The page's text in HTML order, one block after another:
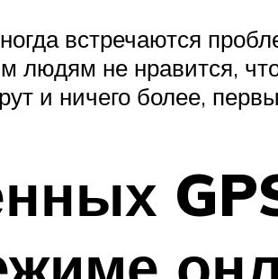
встречаются
людям не нравится,
и ничего более,